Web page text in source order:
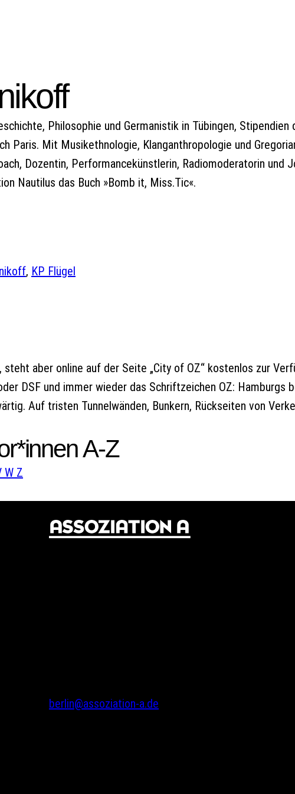
Philosophie und Germanistik in Tübingen, Stipendien
Paris. Mit Musikethnologie, Klanganthropologie und
Dozentin, Performancekünstlerin, Radiomoderatorin und
Nautilus das Buch »Bomb it, Miss.Tic«.
, KP Flügel
aber online auf der Seite „City of OZ“ kostenlos zur
DSF und immer wieder das Schriftzeichen OZ: Hamburgs
Auf tristen Tunnelwänden, Bunkern, Rückseiten von
A-Z
W Z
berlin@assoziation-a.de